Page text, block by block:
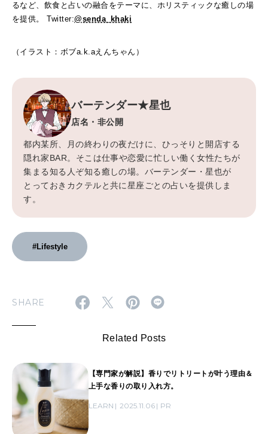
るなど、飲食と占いの融合をテーマに、ホリスティックな癒しの場
を提供。 Twitter:@senda_khaki
（イラスト：ボブa.k.aえんちゃん）
バーテンダー★星也
店名・非公開
都内某所、月の終わりの夜だけに、ひっそりと開店する
隠れ家BAR。そこは仕事や恋愛に忙しい働く女性たちが
集まる知る人ぞ知る癒しの場。バーテンダー・星也が
とっておきカクテルと共に星座ごとの占いを提供しま
す。
#Lifestyle
SHARE
Related Posts
【専門家が解説】香りでリトリートが叶う理由＆
上手な香りの取り入れ方。
LEARN 2025.11.06 PR